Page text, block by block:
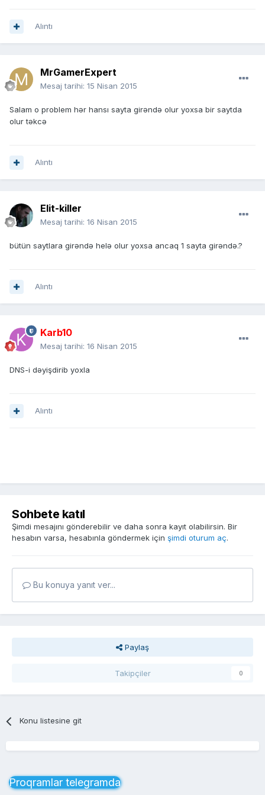
Alıntı
MrGamerExpert
Mesaj tarihi: 15 Nisan 2015
Salam o problem hər hansı sayta girəndə olur yoxsa bir saytda
olur təkcə
Alıntı
Elit-killer
Mesaj tarihi: 16 Nisan 2015
bütün saytlara girəndə helə olur yoxsa ancaq 1 sayta girəndə.?
Alıntı
Karb10
Mesaj tarihi: 16 Nisan 2015
DNS-i dəyişdirib yoxla
Alıntı
Sohbete katıl
Şimdi mesajını gönderebilir ve daha sonra kayıt olabilirsin. Bir
hesabın varsa, hesabınla göndermek için şimdi oturum aç.
Bu konuya yanıt ver...
Paylaş
Takipçiler 0
Konu listesine git
Proqramlar telegramda